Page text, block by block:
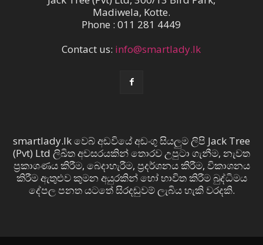
Madiwela, Kotte.
Phone : 011 281 4449
Contact us: info@smartlady.lk
smartlady.lk වෙබ් අඩවියේ අඩංගු සියලුම ලිපි Jack Tree
(Pvt) Ltd ලිඛිත අවසරයකින් තොරව උපුටා ගැනීම, නැවත
ප්‍රකාශණය කිරීම, බෙදාහැරීම, ප්‍රදර්ශනය කිරීම, විකාශනය
කිරීම ඇතුළුව කුමන අයුරකින් හෝ භාවිත කිරීම බුද්ධිමය
දේපල පනත යටතේ සිරදඬුවම් ලැබිය හැකි වරදකි.